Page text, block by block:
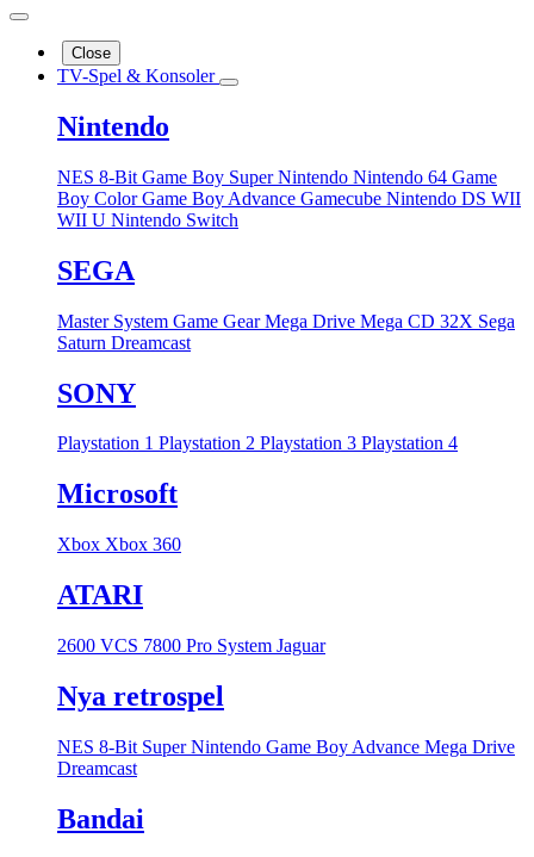
Close
TV-Spel & Konsoler
Nintendo
NES 8-Bit Game Boy Super Nintendo Nintendo 64 Game
Boy ColorGame Boy Advance Gamecube Nintendo DS WII
WII U Nintendo Switch
SEGA
Master System Game GearMega Drive Mega CD 32X Sega
Saturn Dreamcast
SONY
Playstation 1 Playstation 2 Playstation 3 Playstation 4
Microsoft
Xbox Xbox 360
ATARI
2600 VCS 7800 Pro System Jaguar
Nya retrospel
NES 8-Bit Super Nintendo Game Boy Advance Mega Drive
Dreamcast
Bandai